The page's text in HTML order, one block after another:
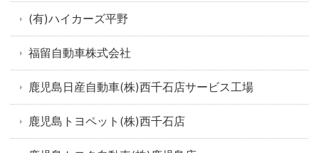
(有)ハイカーズ平野
福留自動車株式会社
鹿児島日産自動車(株)西千石店サービス工場
鹿児島トヨペット(株)西千石店